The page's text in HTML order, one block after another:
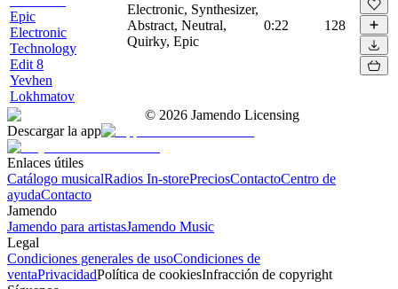
Epic
Electronic
Technology
Edit 8
Yevhen
Lokhmatov
Electronic, Synthesizer,
Abstract, Neutral,
Quirky, Epic
0:22 128
© 2026 Jamendo Licensing
Descargar la app
Enlaces útiles
Catálogo musicalRadios In-storePreciosContactoCentro de
ayudaContacto
Jamendo
Jamendo para artistasJamendo Music
Legal
Condiciones generales de usoCondiciones de
ventaPrivacidadPolítica de cookiesInfracción de copyright